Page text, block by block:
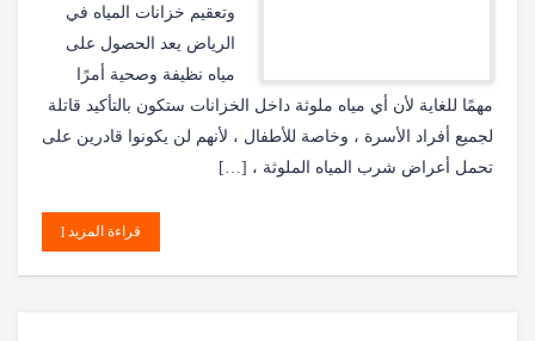
وتعقيم خزانات المياه في
الرياض يعد الحصول على
مياه نظيفة وصحية أمرًا
مهمًا للغاية لأن أي مياه ملوثة داخل الخزانات ستكون بالتأكيد قاتلة
لجميع أفراد الأسرة ، وخاصة للأطفال ، لأنهم لن يكونوا قادرين على
تحمل أعراض شرب المياه الملوثة ، […]
قراءة المزيد